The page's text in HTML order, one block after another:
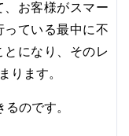
、お客様がスマー
っている最中に不
になり、そのレ
ります。
のです。